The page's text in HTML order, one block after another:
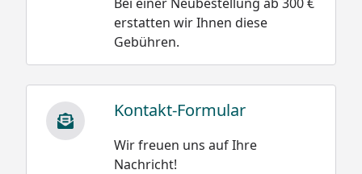
erstatten wir Ihnen diese
Gebühren.
Kontakt-Formular
Wir freuen uns auf Ihre
Nachricht!